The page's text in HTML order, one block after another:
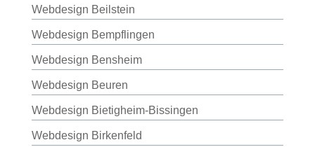
Webdesign Beilstein
Webdesign Bempflingen
Webdesign Bensheim
Webdesign Beuren
Webdesign Bietigheim-Bissingen
Webdesign Birkenfeld